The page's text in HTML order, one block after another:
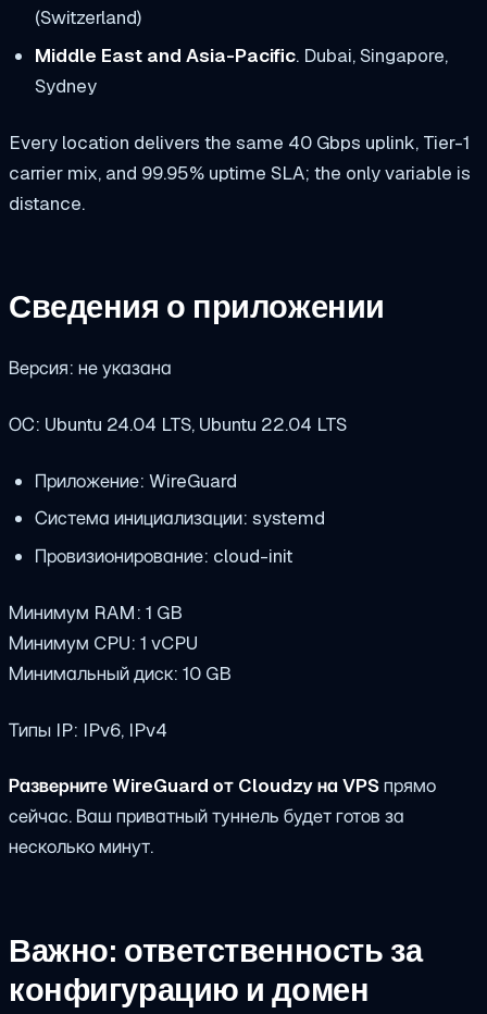
(Switzerland)
Middle East and Asia-Pacific. Dubai, Singapore,
Sydney
Every location delivers the same 40 Gbps uplink, Tier-1
carrier mix, and 99.95% uptime SLA; the only variable is
distance.
Сведения о приложении
Версия: не указана
ОС: Ubuntu 24.04 LTS, Ubuntu 22.04 LTS
Приложение: WireGuard
Система инициализации: systemd
Провизионирование: cloud-init
Минимум RAM: 1 GB
Минимум CPU: 1 vCPU
Минимальный диск: 10 GB
Типы IP: IPv6, IPv4
Разверните WireGuard от Cloudzy на VPSпрямо
сейчас. Ваш приватный туннель будет готов за
несколько минут.
Важно: ответственность за
конфигурацию и домен